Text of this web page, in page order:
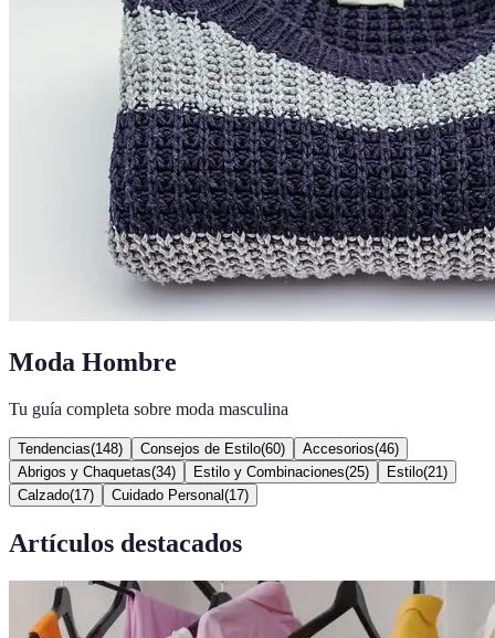
Moda Hombre
Tu guía completa sobre moda masculina
Tendencias(148) Consejos de Estilo(60) Accesorios(46)
Abrigos y Chaquetas(34) Estilo y Combinaciones(25) Estilo(21 )
Calzado(17) Cuidado Personal (17)
Artículos destacados